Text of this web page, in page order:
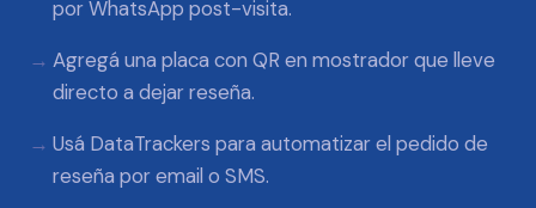
por WhatsApp post-visita.
Agregá una placa con QR en mostrador que lleve
directo a dejar reseña.
Usá DataTrackers para automatizar el pedido de
reseña por email o SMS.